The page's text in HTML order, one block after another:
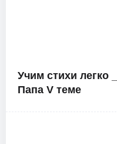
Учим стихи
Папа V теме